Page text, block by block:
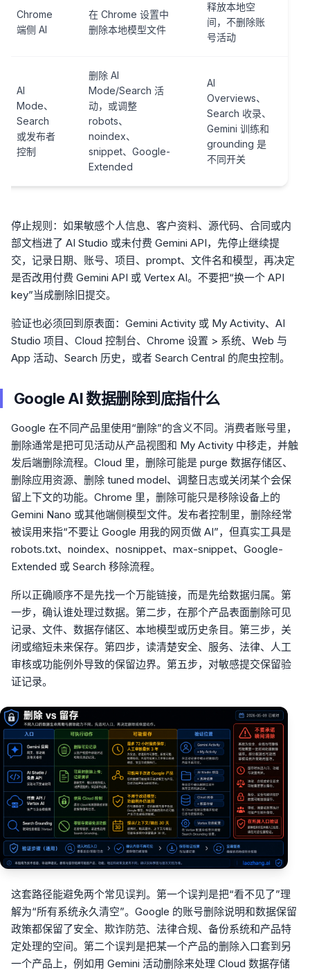
Chrome
端侧 AI
在 Chrome 设置中
删除本地模型文件
释放本地空
间，不删除账
号活动
AI
Mode、
Search
或发布者
控制
删除 AI
Mode/Search 活
动，或调整
robots、
noindex、
snippet、Google-
Extended
AI
Overviews、
Search 收录、
Gemini 训练和
grounding 是
不同开关
停止规则：如果敏感个人信息、客户资料、源代码、合同或内
部文档进了 AI Studio 或未付费 Gemini API，先停止继续提
交，记录日期、账号、项目、prompt、文件名和模型，再决定
是否改用付费 Gemini API 或 Vertex AI。不要把“换一个 API
key”当成删除旧提交。
验证也必须回到原表面：Gemini Activity 或 My Activity、AI
Studio 项目、Cloud 控制台、Chrome 设置 > 系统、Web 与
App 活动、Search 历史，或者 Search Central 的爬虫控制。
Google AI 数据删除到底指什么
Google 在不同产品里使用“删除”的含义不同。消费者账号里，
删除通常是把可见活动从产品视图和 My Activity 中移走，并触
发后端删除流程。Cloud 里，删除可能是 purge 数据存储区、
删除应用资源、删除 tuned model、调整日志或关闭某个会保
留上下文的功能。Chrome 里，删除可能只是移除设备上的
Gemini Nano 或其他端侧模型文件。发布者控制里，删除经常
被误用来指“不要让 Google 用我的网页做 AI”，但真实工具是
robots.txt、noindex、nosnippet、max-snippet、Google-
Extended 或 Search 移除流程。
所以正确顺序不是先找一个万能链接，而是先给数据归属。第
一步，确认谁处理过数据。第二步，在那个产品表面删除可见
记录、文件、数据存储区、本地模型或历史条目。第三步，关
闭或缩短未来保存。第四步，读清楚安全、服务、法律、人工
审核或功能例外导致的保留边界。第五步，对敏感提交保留验
证记录。
这套路径能避免两个常见误判。第一个误判是把“看不见了”理
解为“所有系统永久清空”。Google 的账号删除说明和数据保留
政策都保留了安全、欺诈防范、法律合规、备份系统和产品特
定处理的空间。第二个误判是把某一个产品的删除入口套到另
一个产品上，例如用 Gemini 活动删除来处理 Cloud 数据存储